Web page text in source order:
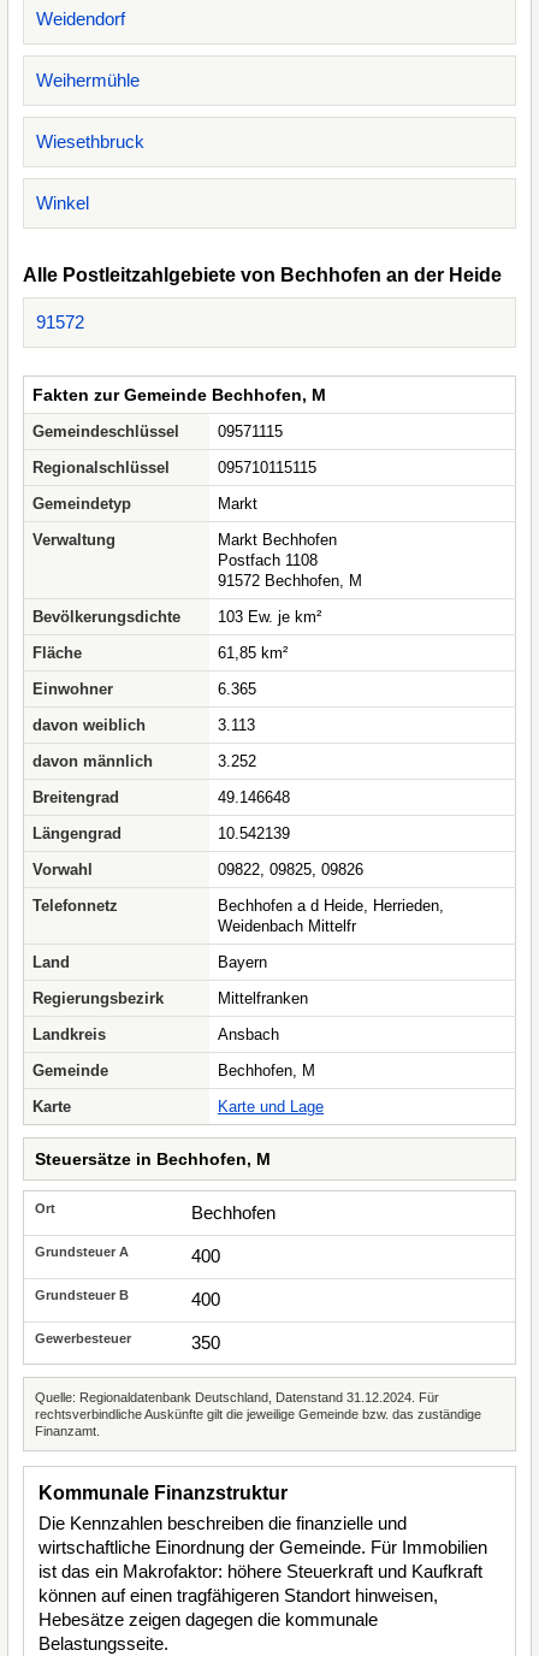
Weidendorf
Weihermühle
Wiesethbruck
Winkel
Alle Postleitzahlgebiete von Bechhofen an der Heide
91572
Fakten zur Gemeinde Bechhofen, M
Gemeindeschlüssel
09571115
Regionalschlüssel
095710115115
Gemeindetyp
Markt
Verwaltung
Markt Bechhofen
Postfach 1108
91572 Bechhofen, M
Bevölkerungsdichte
103 Ew. je km²
Fläche
61,85 km²
Einwohner
6.365
davon weiblich
3.113
davon männlich
3.252
Breitengrad
49.146648
Längengrad
10.542139
Vorwahl
09822, 09825, 09826
Telefonnetz
Bechhofen a d Heide, Herrieden,
Weidenbach Mittelfr
Land
Bayern
Regierungsbezirk
Mittelfranken
Landkreis
Ansbach
Gemeinde
Bechhofen, M
Karte
Karte und Lage
Steuersätze in Bechhofen, M
Bechhofen
400
400
350
Quelle: Regionaldatenbank Deutschland, Datenstand 31.12.2024. Für
rechtsverbindliche Auskünfte gilt die jeweilige Gemeinde bzw. das zuständige
Finanzamt.
Kommunale Finanzstruktur
Die Kennzahlen beschreiben die finanzielle und
wirtschaftliche Einordnung der Gemeinde. Für Immobilien
ist das ein Makrofaktor: höhere Steuerkraft und Kaufkraft
können auf einen tragfähigeren Standort hinweisen,
Hebesätze zeigen dagegen die kommunale
Belastungsseite.